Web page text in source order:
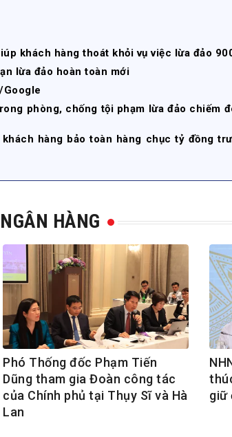
khách hàng thoát khỏi vụ việc lừa đảo
lừa đảo hoàn toàn mới
Google
phòng, chống tội phạm lừa đảo chiếm
hàng bảo toàn hàng chục tỷ đồng
HÀNG
Phó Thống đốc Phạm Tiến
Dũng tham gia Đoàn công tác
của Chính phủ tại Thụy Sĩ và Hà
Lan
giữ